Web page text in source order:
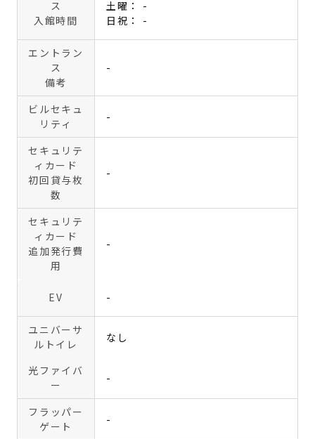
ス
入館時間
土曜： -
日祝： -
エントラン
ス
備考
-
ビルセキュ
リティ
-
セキュリテ
ィカード
初回貸与枚
数
-
セキュリテ
ィカード
追加発行費
用
-
EV -
ユニバーサ
ルトイレ
なし
光ファイバ
ー
-
フラッパー
ゲート
-